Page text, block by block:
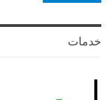
خدمات